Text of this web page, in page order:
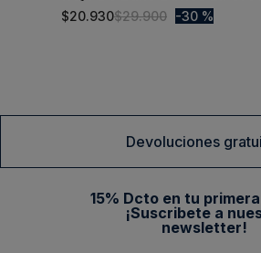
$20.930$29.900 30 %
Devoluciones
15% Dcto en tu
¡Suscribete a
newsletter!